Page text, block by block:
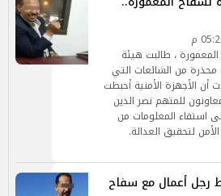
، طالبت هيئة
محذرة من الشائعات التي
الأجهزة الأمنية أحبطت
للمتهم نصر الدين
استقاء المعلومات من
لتحقيق العدالة.
رجل أعمال مع سفاح